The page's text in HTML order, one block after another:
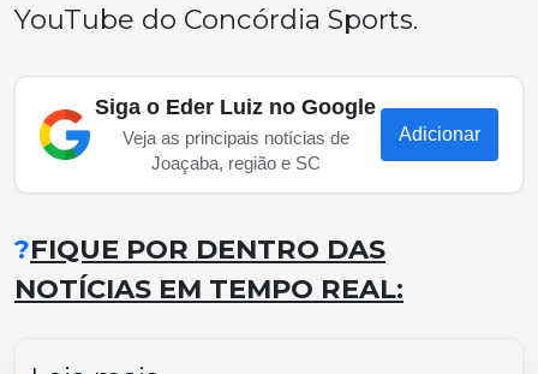
YouTube do Concórdia Sports.
Siga o Eder Luiz no Google
Veja as principais notícias de
Joaçaba, região e SC
Adicionar
?FIQUE POR DENTRO DAS
NOTÍCIAS EM TEMPO REAL: